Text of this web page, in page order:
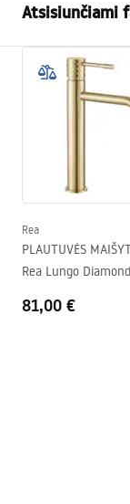
Montavimo būdas
Spalva
Snapelio tipas
Dengimo
Ryšio skersmuo
Atsisiunčiami
Surinkimo
Faucet.pdf
Garantijos
Rea
PLAUTUVĖS
Rea Lungo
81,00 €